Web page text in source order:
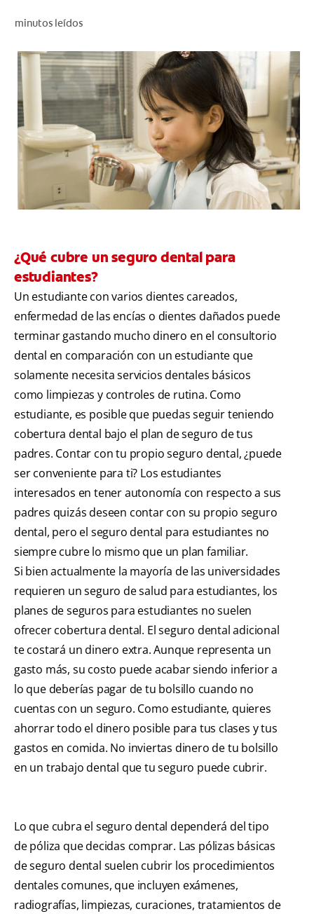
PARA PROFESIONALES
CUPONES
DÓNDE COMPRAR
BO (ES)
minutos leídos
¿Qué cubre un seguro dental para
estudiantes?
Un estudiante con varios dientes careados,
enfermedad de las encías o dientes dañados puede
terminar gastando mucho dinero en el consultorio
dental en comparación con un estudiante que
solamente necesita servicios dentales básicos
como limpiezas y controles de rutina. Como
estudiante, es posible que puedas seguir teniendo
cobertura dental bajo el plan de seguro de tus
padres. Contar con tu propio seguro dental, ¿puede
ser conveniente para ti? Los estudiantes
interesados en tener autonomía con respecto a sus
padres quizás deseen contar con su propio seguro
dental, pero el seguro dental para estudiantes no
siempre cubre lo mismo que un plan familiar.
Si bien actualmente la mayoría de las universidades
requieren un seguro de salud para estudiantes, los
planes de seguros para estudiantes no suelen
ofrecer cobertura dental. El seguro dental adicional
te costará un dinero extra. Aunque representa un
gasto más, su costo puede acabar siendo inferior a
lo que deberías pagar de tu bolsillo cuando no
cuentas con un seguro. Como estudiante, quieres
ahorrar todo el dinero posible para tus clases y tus
gastos en comida. No inviertas dinero de tu bolsillo
en un trabajo dental que tu seguro puede cubrir.
Lo que cubra el seguro dental dependerá del tipo
de póliza que decidas comprar. Las pólizas básicas
de seguro dental suelen cubrir los procedimientos
dentales comunes, que incluyen exámenes,
radiografías, limpiezas, curaciones, tratamientos de